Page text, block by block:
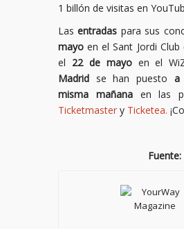
1 billón de visitas en
Lasentradas para sus
mayo en el Sant Jordi Club
el 22 de mayoen el
Madrid se han puesto a
misma mañanaen las
Ticketmaster y Ticketea.
Fuente: